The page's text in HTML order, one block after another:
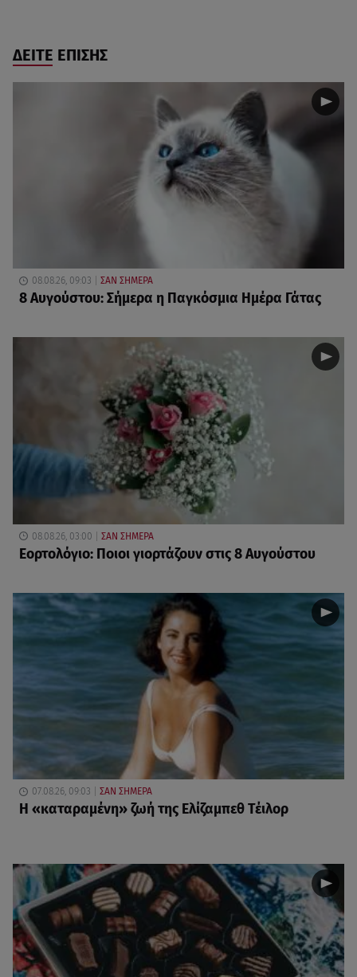
ΔΕΙΤΕ ΕΠΙΣΗΣ
08.08.26, 09:03 ΣΑΝ ΣΗΜΕΡΑ
8 Αυγούστου: Σήμερα η Παγκόσμια Ημέρα Γάτας
08.08.26, 03:00 ΣΑΝ ΣΗΜΕΡΑ
Εορτολόγιο: Ποιοι γιορτάζουν στις 8 Αυγούστου
07.08.26, 09:03 ΣΑΝ ΣΗΜΕΡΑ
Η «καταραμένη»​​​​​​​ ζωή της Ελίζαμπεθ Τέιλορ